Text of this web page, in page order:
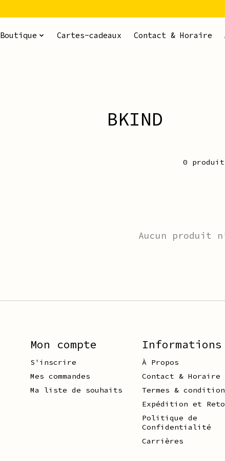
Boutique Cartes-cadeaux Contact & Horaire
BKIND
0
Aucun produit
Mon compte
S'inscrire
Mes commandes
Ma liste de souhaits
Informations
À Propos
Contact & Horaire
Termes &
Expédition et
Politique de
Confidentialité
Carrières